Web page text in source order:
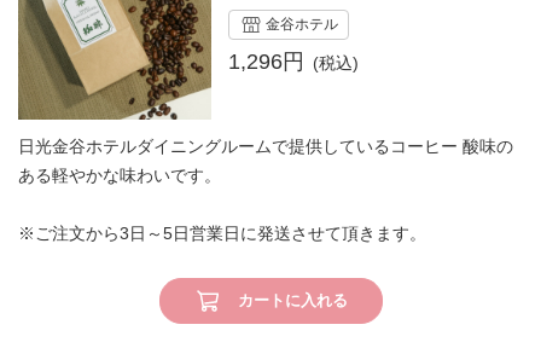
金谷ホテル
1,296円
日光金谷ホテルダイニングルームで提供しているコーヒー 酸味の
ある軽やかな味わいです。
※ご注文から3日～5日営業日に発送させて頂きます。
カートに入れる